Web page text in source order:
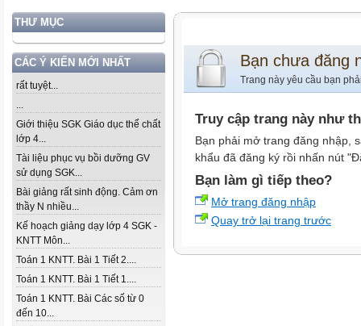
THƯ MỤC
CÁC Ý KIẾN MỚI NHẤT
rất tuyệt...
...
Giới thiệu SGK Giáo dục thể chất
lớp 4...
Tài liệu phục vụ bồi dưỡng GV
sử dụng SGK...
Bài giảng rất sinh động. Cảm ơn
thầy N nhiều...
Kế hoạch giảng dạy lớp 4 SGK -
KNTT Môn...
Toán 1 KNTT. Bài 1 Tiết 2....
Toán 1 KNTT. Bài 1 Tiết 1....
Toán 1 KNTT. Bài Các số từ 0
đến 10...
Bạn chưa đăng
Trang này yêu cầu bạn
Truy cập trang này như
Bạn phải mở trang đăng nhập,
khẩu đã đăng ký rồi nhấn nút
Bạn làm gì tiếp theo?
Mở trang đăng nhập
Quay trở lại trang trước